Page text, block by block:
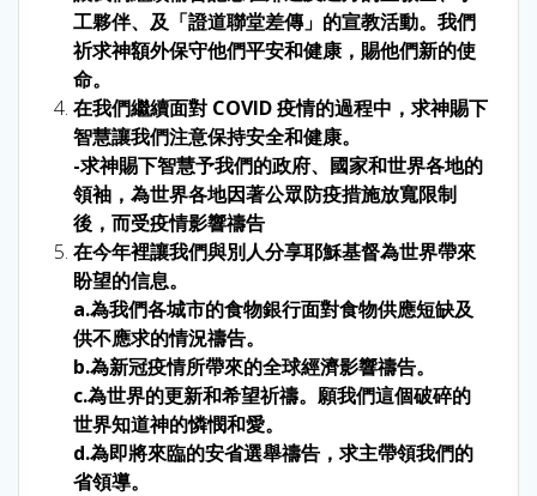
工夥伴、及「證道聯堂差傳」的宣教活動。我們
祈求神額外保守他們平安和健康，賜他們新的使
命。
在我們繼續面對 COVID 疫情的過程中，求神賜下
智慧讓我們注意保持安全和健康。
-求神賜下智慧予我們的政府、國家和世界各地的
領袖，為世界各地因著公眾防疫措施放寬限制
後，而受疫情影響禱告
在今年裡讓我們與別人分享耶穌基督為世界帶來
盼望的信息。
a.為我們各城市的食物銀行面對食物供應短缺及
供不應求的情況禱告。
b.為新冠疫情所帶來的全球經濟影響禱告。
c.為世界的更新和希望祈禱。願我們這個破碎的
世界知道神的憐憫和愛。
d.為即將來臨的安省選舉禱告，求主帶領我們的
省領導。